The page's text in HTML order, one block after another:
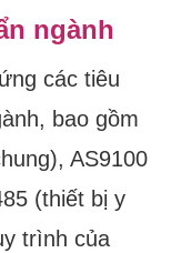
ngành
các tiêu
bao gồm
AS9100
(thiết bị y
trình của